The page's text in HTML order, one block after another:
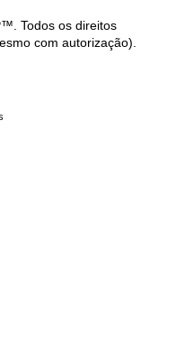
Todos os direitos
com autorização).